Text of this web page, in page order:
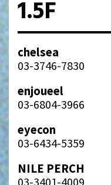
1.5F
chelsea
03-3746-7830
enjoueel
03-6804-3966
eyecon
03-6434-5359
NILE PERCH
03-3401-4009